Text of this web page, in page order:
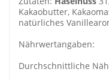
Kakaobutter,
natürliches
Nährwertangaben:
Durchschnittliche